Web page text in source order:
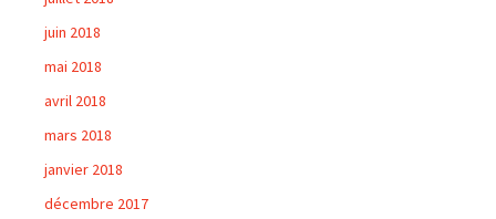
juin 2018
mai 2018
avril 2018
mars 2018
janvier 2018
décembre 2017